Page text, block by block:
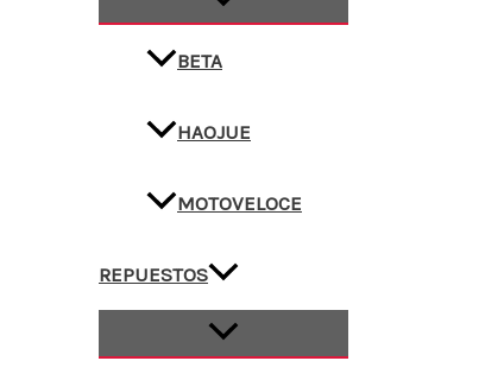
BETA
HAOJUE
MOTOVELOCE
REPUESTOS